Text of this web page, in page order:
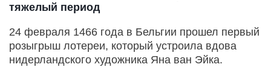
тяжелый период
24 февраля 1466 года в Бельгии прошел первый
розыгрыш лотереи, который устроила вдова
нидерландского художника Яна ван Эйка.